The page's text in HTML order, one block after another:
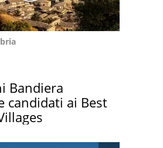
Bandiera
candidati ai Best